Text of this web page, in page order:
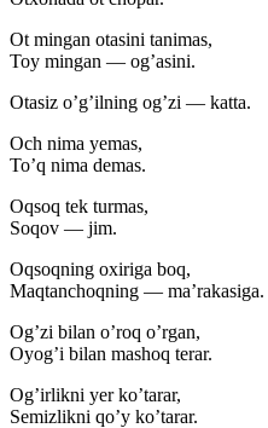
Ot mingan otasini tanimas,
Toy mingan — og’asini.
Otasiz o’g’ilning og’zi — katta.
Och nima yemas,
To’q nima demas.
Oqsoq tek turmas,
Soqov — jim.
Oqsoqning oxiriga boq,
Maqtanchoqning — ma’rakasiga.
Og’zi bilan o’roq o’rgan,
Oyog’i bilan mashoq terar.
Og’irlikni yer ko’tarar,
Semizlikni qo’y ko’tarar.